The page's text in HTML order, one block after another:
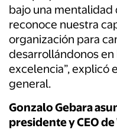
bajo una
reconoce nuestra
organización para
desarrollándonos
excelencia”, explicó
general.
Gonzalo Gebara
presidente y CEO